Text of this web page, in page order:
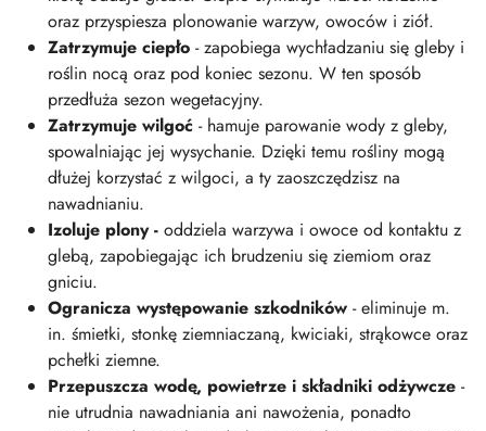
oraz przyspiesza plonowanie warzyw, owoców i ziół.
Zatrzymuje ciepło - zapobiega wychładzaniu się gleby i
roślin nocą oraz pod koniec sezonu. W ten sposób
przedłuża sezon wegetacyjny.
Zatrzymuje wilgoć - hamuje parowanie wody z gleby,
spowalniając jej wysychanie. Dzięki temu rośliny mogą
dłużej korzystać z wilgoci, a ty zaoszczędzisz na
nawadnianiu.
Izoluje plony - oddziela warzywa i owoce od kontaktu z
glebą, zapobiegając ich brudzeniu się ziemiom oraz
gniciu.
Ogranicza występowanie szkodników - eliminuje m.
in. śmietki, stonkę ziemniaczaną, kwiciaki, strąkowce oraz
pchełki ziemne.
Przepuszcza wodę, powietrze i składniki odżywcze -
nie utrudnia nawadniania ani nawożenia, ponadto